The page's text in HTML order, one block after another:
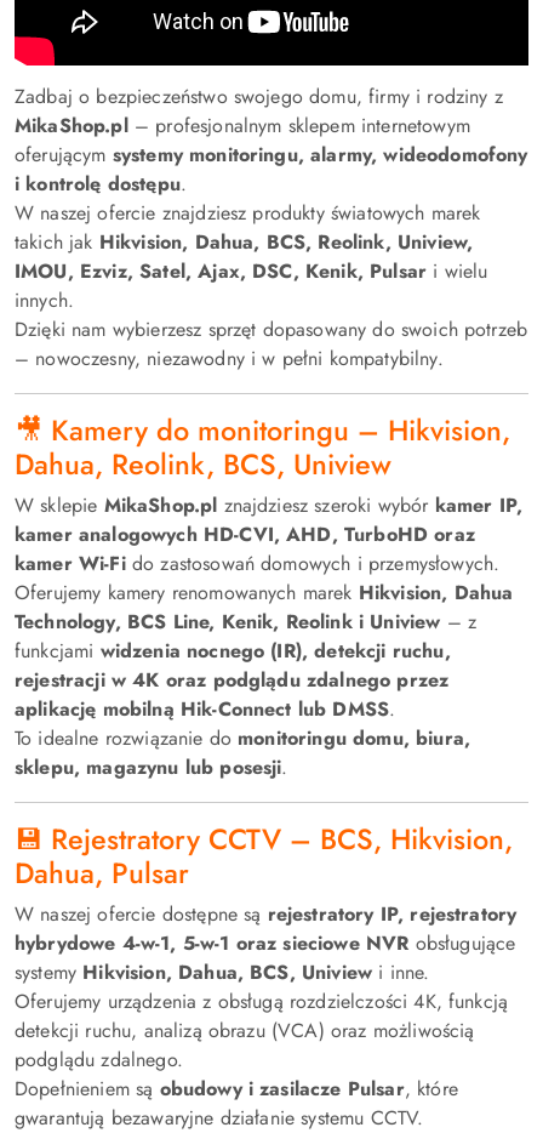
Zadbaj o bezpieczeństwo swojego domu, firmy i rodziny z
MikaShop.pl– profesjonalnym sklepem internetowym
oferującym systemy monitoringu, alarmy, wideodomofony
i kontrolę dostępu.
W naszej ofercie znajdziesz produkty światowych marek
takich jak Hikvision, Dahua, BCS, Reolink, Uniview,
IMOU, Ezviz, Satel, Ajax, DSC, Kenik, Pulsar i wielu
innych.
Dzięki nam wybierzesz sprzęt dopasowany do swoich potrzeb
– nowoczesny, niezawodny i w pełni kompatybilny.
🎥 Kamery do monitoringu – Hikvision,
Dahua, Reolink, BCS, Uniview
W sklepie MikaShop.pl znajdziesz szeroki wybór kamer IP,
kamer analogowych HD-CVI, AHD, TurboHD oraz
kamer Wi-Fido zastosowań domowych i przemysłowych.
Oferujemy kamery renomowanych marek Hikvision, Dahua
Technology, BCS Line, Kenik, Reolink i Uniview – z
funkcjami widzenia nocnego (IR), detekcji ruchu,
rejestracji w 4K oraz podglądu zdalnego przez
aplikację mobilną Hik-Connect lub DMSS.
To idealne rozwiązanie do monitoringu domu, biura,
sklepu, magazynu lub posesji.
💾 Rejestratory CCTV – BCS, Hikvision,
Dahua, Pulsar
W naszej ofercie dostępne są rejestratory IP, rejestratory
hybrydowe 4-w-1, 5-w-1 oraz sieciowe NVR obsługujące
systemy Hikvision, Dahua, BCS, Uniview i inne.
Oferujemy urządzenia z obsługą rozdzielczości 4K, funkcją
detekcji ruchu, analizą obrazu (VCA) oraz możliwością
podglądu zdalnego.
Dopełnieniem są obudowy i zasilacze Pulsar, które
gwarantują bezawaryjne działanie systemu CCTV.